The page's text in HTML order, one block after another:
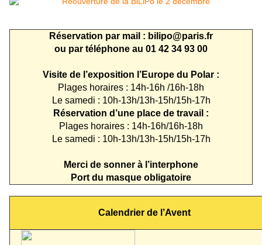
Réservation par mail : bilipo@paris.fr
ou par téléphone au 01 42 34 93 00
Visite de l’exposition l’Europe du Polar :
Plages horaires : 14h-16h /16h-18h
Le samedi : 10h-13h/13h-15h/15h-17h
Réservation d’une place de travail :
Plages horaires : 14h-16h/16h-18h
Le samedi : 10h-13h/13h-15h/15h-17h
Merci de sonner à l’interphone
Port du masque obligatoire
Calendrier de l’Avent